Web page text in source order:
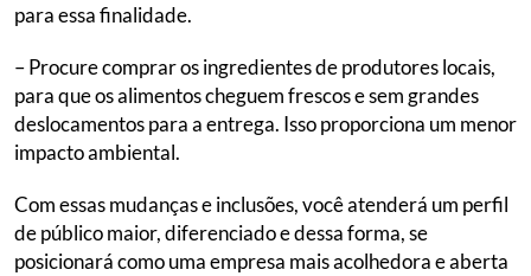
para essa finalidade.
– Procure comprar os ingredientes de produtores locais,
para que os alimentos cheguem frescos e sem grandes
deslocamentos para a entrega. Isso proporciona um menor
impacto ambiental.
Com essas mudanças e inclusões, você atenderá um perfil
de público maior, diferenciado e dessa forma, se
posicionará como uma empresa mais acolhedora e aberta